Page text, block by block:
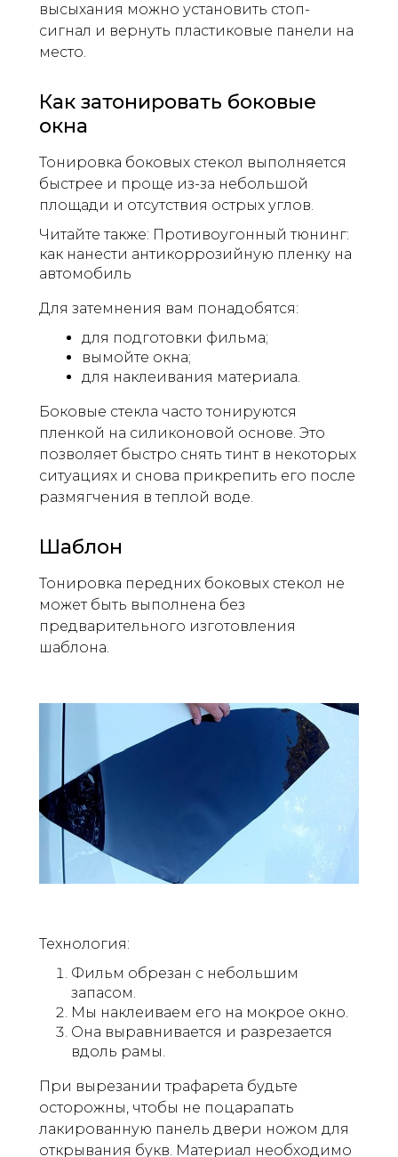
высыхания можно установить стоп-
сигнал и вернуть пластиковые панели на
место.
Как затонировать боковые
окна
Тонировка боковых стекол выполняется
быстрее и проще из-за небольшой
площади и отсутствия острых углов.
Читайте также: Противоугонный тюнинг:
как нанести антикоррозийную пленку на
автомобиль
Для затемнения вам понадобятся:
для подготовки фильма;
вымойте окна;
для наклеивания материала.
Боковые стекла часто тонируются
пленкой на силиконовой основе. Это
позволяет быстро снять тинт в некоторых
ситуациях и снова прикрепить его после
размягчения в теплой воде.
Шаблон
Тонировка передних боковых стекол не
может быть выполнена без
предварительного изготовления
шаблона.
Технология:
Фильм обрезан с небольшим
запасом.
Мы наклеиваем его на мокрое окно.
Она выравнивается и разрезается
вдоль рамы.
При вырезании трафарета будьте
осторожны, чтобы не поцарапать
лакированную панель двери ножом для
открывания букв. Материал необходимо